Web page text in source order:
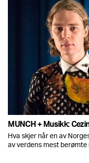
MUNCH + Musikk:
Hva skjer når en av
av verdens mest berømte